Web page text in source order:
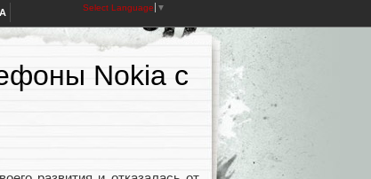
Select Language ▼
Nokia с